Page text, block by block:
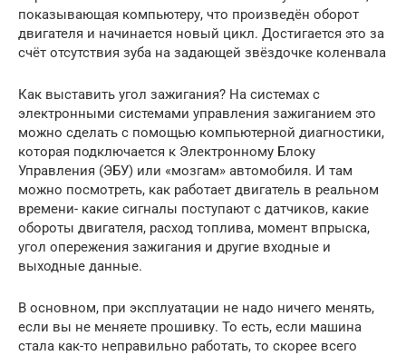
показывающая компьютеру, что произведён оборот
двигателя и начинается новый цикл. Достигается это за
счёт отсутствия зуба на задающей звёздочке коленвала
Как выставить угол зажигания? На системах с
электронными системами управления зажиганием это
можно сделать с помощью компьютерной диагностики,
которая подключается к Электронному Блоку
Управления (ЭБУ) или «мозгам» автомобиля. И там
можно посмотреть, как работает двигатель в реальном
времени- какие сигналы поступают с датчиков, какие
обороты двигателя, расход топлива, момент впрыска,
угол опережения зажигания и другие входные и
выходные данные.
В основном, при эксплуатации не надо ничего менять,
если вы не меняете прошивку. То есть, если машина
стала как-то неправильно работать, то скорее всего